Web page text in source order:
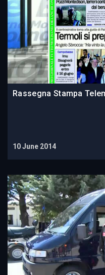
Rassegna Stampa
10 June 2014